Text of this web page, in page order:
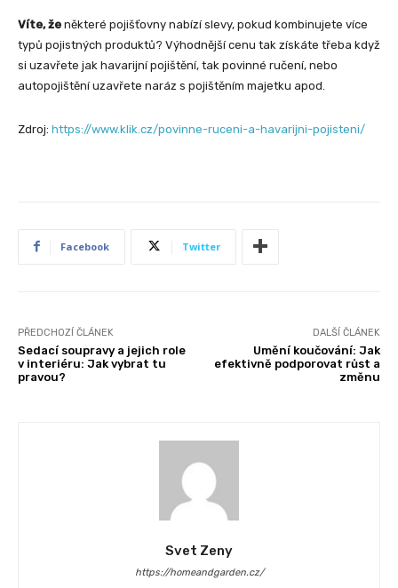
Víte, že některé pojišťovny nabízí slevy, pokud kombinujete více
typů pojistných produktů? Výhodnější cenu tak získáte třeba když
si uzavřete jak havarijní pojištění, tak povinné ručení, nebo
autopojištění uzavřete naráz s pojištěním majetku apod.
Zdroj: https://www.klik.cz/povinne-ruceni-a-havarijni-pojisteni/
Facebook Twitter
PŘEDCHOZÍ ČLÁNEK
Sedací soupravy a jejich role
v interiéru: Jak vybrat tu
pravou?
DALŠÍ ČLÁNEK
Umění koučování: Jak
efektivně podporovat růst a
změnu
Svet Zeny
https://homeandgarden.cz/